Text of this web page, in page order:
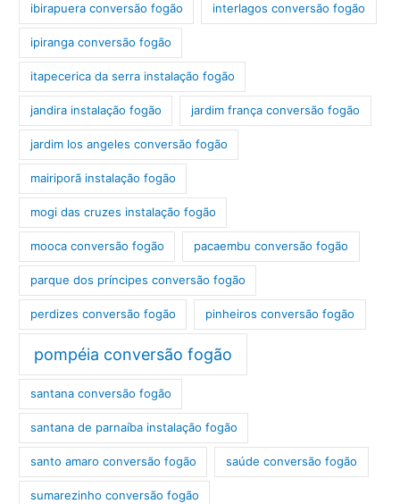
ibirapuera conversão fogão interlagos conversão fogão
ipiranga conversão fogão
itapecerica da serra instalação fogão
jandira instalação fogão jardim frança conversão fogão
jardim los angeles conversão fogão
mairiporã instalação fogão
mogi das cruzes instalação fogão
mooca conversão fogão pacaembu conversão fogão
parque dos príncipes conversão fogão
perdizes conversão fogão pinheiros conversão fogão
pompéia conversão fogão
santana conversão fogão
santana de parnaíba instalação fogão
santo amaro conversão fogão saúde conversão fogão
sumarezinho conversão fogão